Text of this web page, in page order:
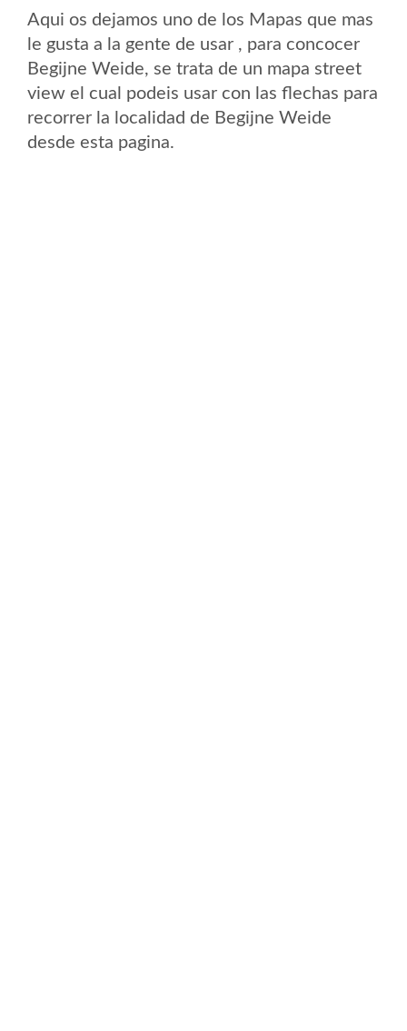
Aqui os dejamos uno de los Mapas que mas
le gusta a la gente de usar , para concocer
Begijne Weide, se trata de un mapa street
view el cual podeis usar con las flechas para
recorrer la localidad de Begijne Weide
desde esta pagina.